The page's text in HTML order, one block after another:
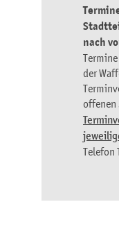
nach
der
offenen
Telefon